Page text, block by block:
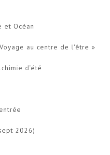
et Océan
au centre de l'être »
d’été
2026)